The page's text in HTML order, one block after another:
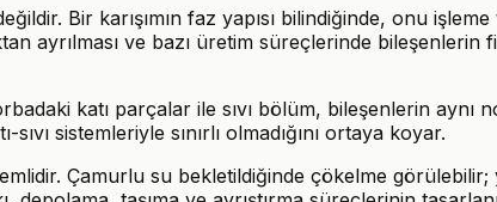
Bir karışımın faz yapısı bilindiğinde, onu
ayrılması ve bazı üretim süreçlerinde
katı parçalar ile sıvı bölüm, bileşenlerin aynı
sistemleriyle sınırlı olmadığını ortaya koyar.
Çamurlu su bekletildiğinde çökelme